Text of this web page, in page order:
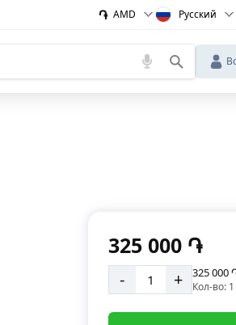
֏ AMD Русский
325 000 ֏
- + 325 000
Кол-во: 1